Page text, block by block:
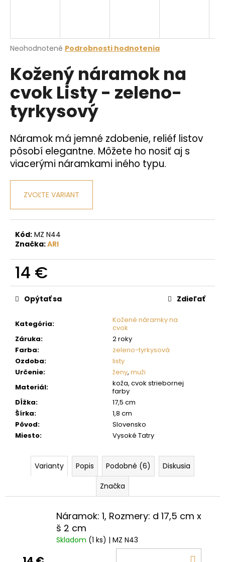
Priemerné
produktu
je
z
5
hviezdičiek.
Neohodnotené Podrobnosti hodnotenia
Kožený náramok na
cvok Listy - zeleno-
tyrkysový
Náramok má jemné zdobenie, reliéf listov
pôsobí elegantne. Môžete ho nosiť aj s
viacerými náramkami iného typu.
ZVOĽTE VARIANT
Kód: MZ N44
Značka:ARI
14 €
Jednotková
cena:
Kategória:
Kožené náramky na
cvok
Záruka:
2 roky
Farba:
zeleno-tyrkysová
Ozdoba:
listy
Určenie: ženy, muži
Materiál:
koža, cvok striebornej
farby
Dĺžka:
17,5 cm
Šírka:
1,8 cm
Pôvod:
Slovensko
Miesto: Vysoké Tatry
Opýtať sa Zdieľať
Varianty Popis Podobné (6)
Diskusia
Značka
Náramok: 1, Rozmery: d 17,5 cm x
š 2 cm
Skladom (1 ks) | MZ N43
s
ť
?
HĽADAŤ
O
d
p
ú
a
m
e